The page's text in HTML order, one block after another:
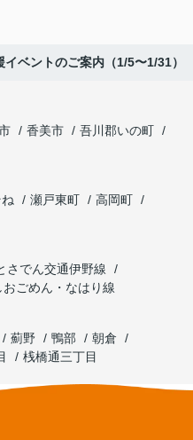
ベントのご案内（1/5〜1/31）
香美市
吾川郡いの町
瀬戸東町
高岡町
さでん交通伊野線
ごめん・なはり線
薊野 鴨部
朝倉
桟橋通三丁目